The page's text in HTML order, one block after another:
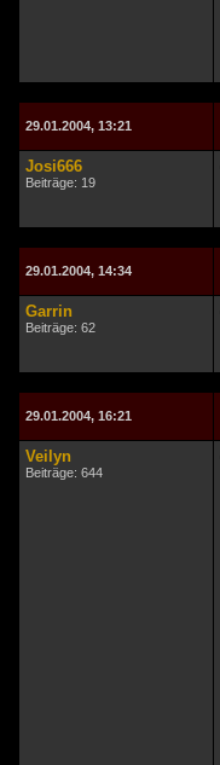
29.01.2004, 13:21
Josi666
Beiträge: 19
29.01.2004, 14:34
Garrin
Beiträge: 62
29.01.2004, 16:21
Veilyn
Beiträge: 644